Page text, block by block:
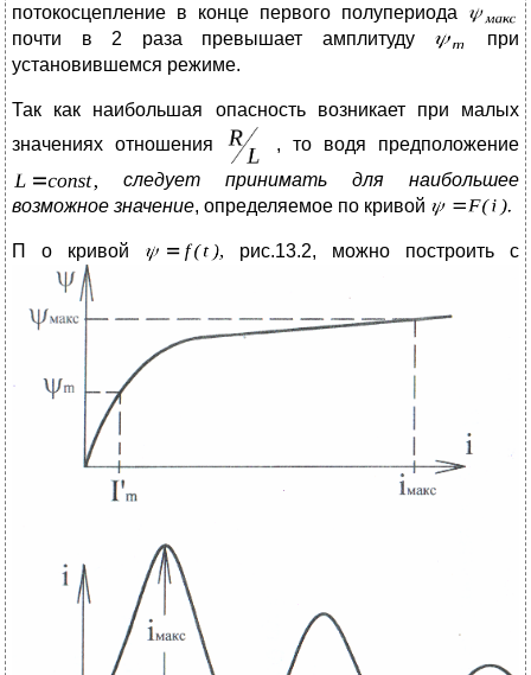
потокосцепление в конце первого полупериода
почти в 2 раза превышает амплитуду
при
установившемся режиме.
Так как наибольшая опасность возникает при малых
значениях отношения
, то водя предположение
следует принимать для наибольшее
возможное значение, определяемое по кривой
П о кривой рис.13.2, можно построить с